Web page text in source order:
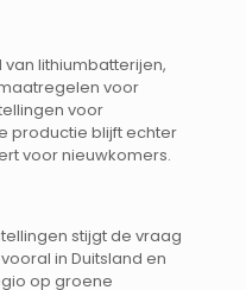
lithiumbatterijen,
voor
voor
productie blijft echter
voor nieuwkomers.
stijgt de vraag
in Duitsland en
op groene